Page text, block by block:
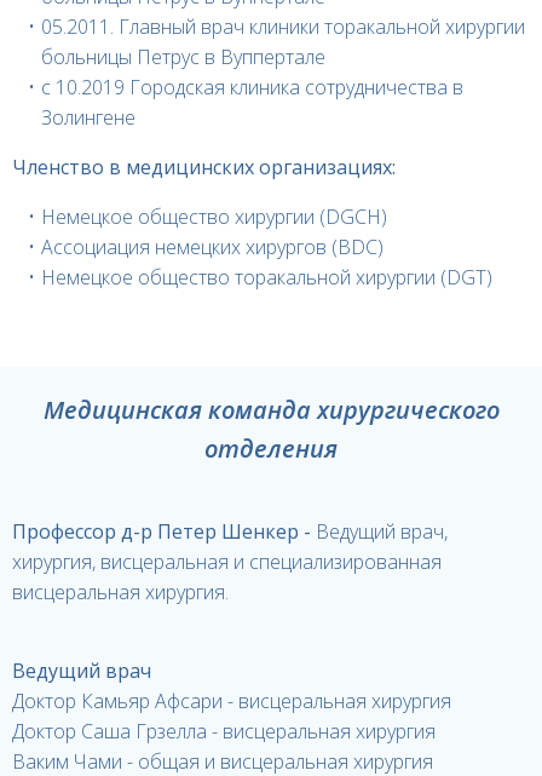
05.2011. Главный врач клиники торакальной хирургии
больницы Петрус в Вуппертале
с 10.2019 Городская клиника сотрудничества в
Золингене
Членство в медицинских организациях:
Немецкое общество хирургии (DGCH)
Ассоциация немецких хирургов (BDC)
Немецкое общество торакальной хирургии (DGT)
Медицинская команда хирургического
отделения
Профессор д-р Петер Шенкер - Ведущий врач,
хирургия, висцеральная и специализированная
висцеральная хирургия.
Ведущий врач
Доктор Камьяр Афсари - висцеральная хирургия
Доктор Саша Грзелла - висцеральная хирургия
Ваким Чами - общая и висцеральная хирургия